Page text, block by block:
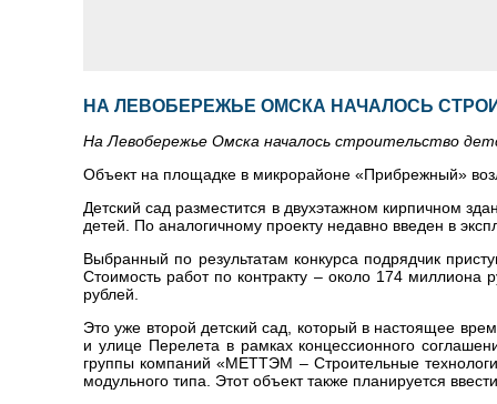
НА ЛЕВОБЕРЕЖЬЕ ОМСКА НАЧАЛОСЬ
На Левобережье Омска началось строительство
Объект на площадке в микрорайоне «Прибрежный»
Детский сад разместится в двухэтажном кирпичном
детей. По аналогичному проекту недавно введен в
Выбранный по результатам конкурса подрядчик
Стоимость работ по контракту – около 174 миллиона
рублей.
Это уже второй детский сад, который в настоящее
и улице Перелета в рамках концессионного
группы компаний «МЕТТЭМ – Строительные
модульного типа. Этот объект также планируется